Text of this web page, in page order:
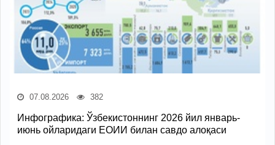
07.08.2026 382
Инфографика: Ўзбекистоннинг 2026 йил январь-
июнь ойларидаги ЕОИИ билан савдо алоқаси